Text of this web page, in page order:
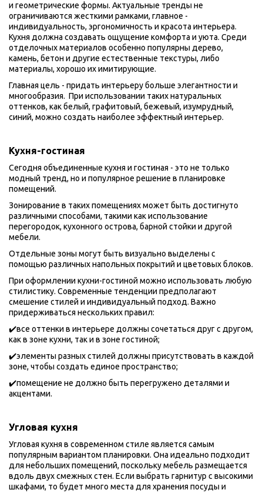
и геометрические формы. Актуальные тренды не
ограничиваются жесткими рамками, главное -
индивидуальность, эргономичность и красота интерьера.
Кухня должна создавать ощущение комфорта и уюта. Среди
отделочных материалов особенно популярны дерево,
камень, бетон и другие естественные текстуры, либо
материалы, хорошо их имитирующие.
Главная цель - придать интерьеру больше элегантности и
многообразия.  При использовании таких натуральных
оттенков, как белый, графитовый, бежевый, изумрудный,
синий, можно создать наиболее эффектный интерьер.
Кухня-гостиная
Сегодня объединенные кухня и гостиная - это не только
модный тренд, но и популярное решение в планировке
помещений.
Зонирование в таких помещениях может быть достигнуто
различными способами, такими как использование
перегородок, кухонного острова, барной стойки и другой
мебели.
Отдельные зоны могут быть визуально выделены с
При оформлении кухни-гостиной можно использовать любую
стилистику. Современные тенденции предполагают
смешение стилей и индивидуальный подход. Важно
придерживаться нескольких правил:
✔️все оттенки в интерьере должны сочетаться друг с другом,
как в зоне кухни, так и в зоне гостиной;
✔️элементы разных стилей должны присутствовать в каждой
зоне, чтобы создать единое пространство;
✔️помещение не должно быть перегружено деталями и
акцентами.
Угловая кухня
Угловая кухня в современном стиле является самым
популярным вариантом планировки. Она идеально подходит
для небольших помещений, поскольку мебель размещается
вдоль двух смежных стен. Если выбрать гарнитур с высокими
шкафами, то будет много места для хранения посуды и